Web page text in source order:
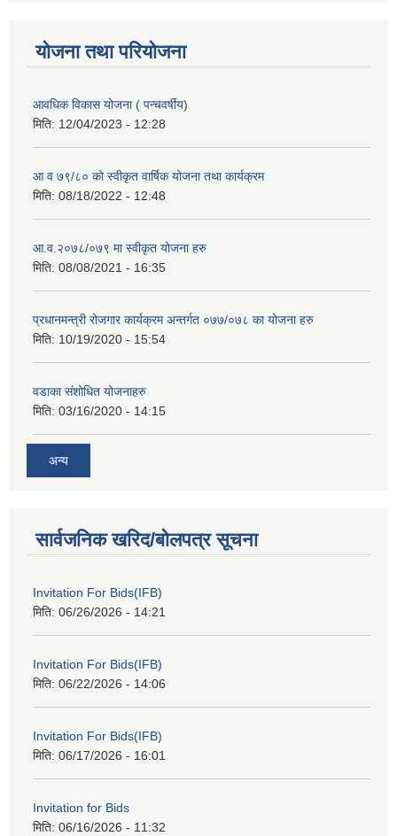
योजना तथा परियोजना
आवधिक विकास योजना ( पन्चवर्षीय)
मिति: 12/04/2023 - 12:28
आ व ७९/८० को स्वीकृत वार्षिक योजना तथा कार्यक्रम
मिति: 08/18/2022 - 12:48
आ.व.२०७८/०७९ मा स्वीकृत योजना हरु
मिति: 08/08/2021 - 16:35
प्रधानमन्त्री रोजगार कार्यक्रम अन्तर्गत ०७७/०७८ का योजना हरु
मिति: 10/19/2020 - 15:54
वडाका संशोधित योजनाहरु
मिति: 03/16/2020 - 14:15
अन्य
सार्वजनिक खरिद/बोलपत्र सूचना
Invitation For Bids(IFB)
मिति: 06/26/2026 - 14:21
Invitation For Bids(IFB)
मिति: 06/22/2026 - 14:06
Invitation For Bids(IFB)
मिति: 06/17/2026 - 16:01
Invitation for Bids
मिति: 06/16/2026 - 11:32